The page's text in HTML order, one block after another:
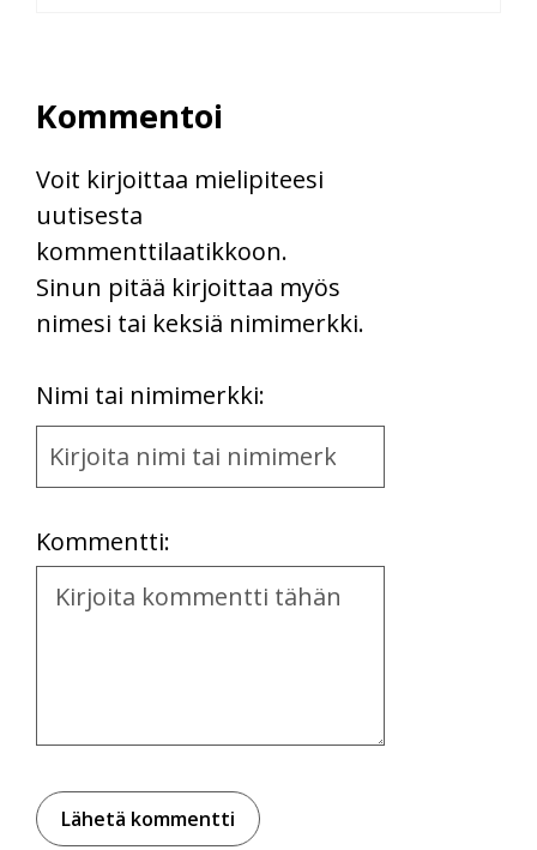
Kommentoi
Voit kirjoittaa mielipiteesi
uutisesta
kommenttilaatikkoon.
Sinun pitää kirjoittaa myös
nimesi tai keksiä nimimerkki.
Nimi tai nimimerkki:
Name
and
Kommentti:
Kommentti